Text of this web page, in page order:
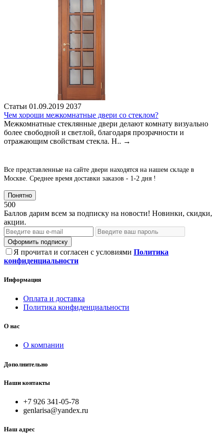
Статьи 01.09.2019 2037
Чем хороши межкомнатные двери со стеклом?
Межкомнатные стеклянные двери делают комнату визуально
более свободной и светлой, благодаря прозрачности и
отражающим свойствам стекла. Н.. →
Все представленные на сайте двери находятся на нашем складе в
Москве. Среднее время доставки заказов - 1-2 дня !
Понятно
500
Баллов дарим всем за подписку на новости! Новинки, скидки,
акции.
Оформить подписку
Я прочитал и согласен с условиями Политика
конфиденциальности
Информация
Оплата и доставка
Политика конфиденциальности
О нас
О компании
Дополнительно
Наши контакты
+7 926 341-05-78
genlarisa@yandex.ru
Наш адрес